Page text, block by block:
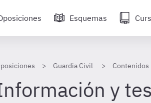
Esquemas
Guardia Civil Contenidos
y